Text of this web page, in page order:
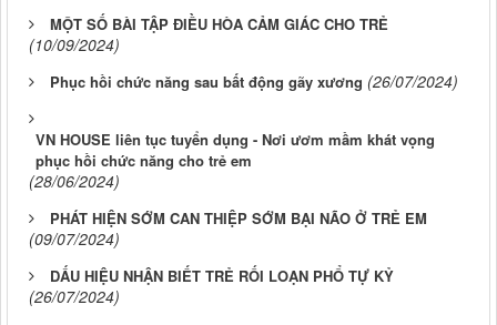
MỘT SỐ BÀI TẬP ĐIỀU HÒA CẢM GIÁC CHO TRẺ
(10/09/2024)
Phục hồi chức năng sau bất động gãy xương (26/07/2024)
VN HOUSE liên tục tuyển dụng - Nơi ươm mầm khát vọng
phục hồi chức năng cho trẻ em
(28/06/2024)
PHÁT HIỆN SỚM CAN THIỆP SỚM BẠI NÃO Ở TRẺ EM
(09/07/2024)
DẤU HIỆU NHẬN BIẾT TRẺ RỐI LOẠN PHỔ TỰ KỶ
(26/07/2024)